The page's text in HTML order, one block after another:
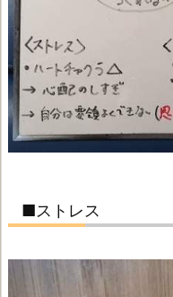
■ストレス